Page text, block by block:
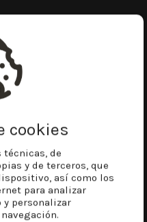
cookies
técnicas, de
y de terceros, que
así como los
para analizar
y personalizar